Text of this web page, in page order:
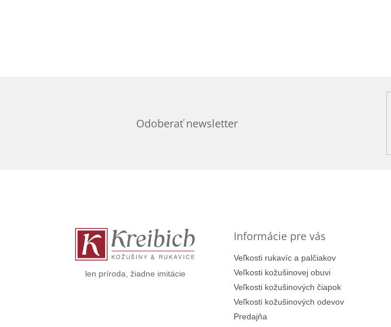
Odoberať newsletter
len príroda, žiadne imitácie
Informácie pre vás
Veľkosti rukavíc a palčiakov
Veľkosti kožušinovej obuvi
Veľkosti kožušinových čiapok
Veľkosti kožušinových odevov
Predajňa